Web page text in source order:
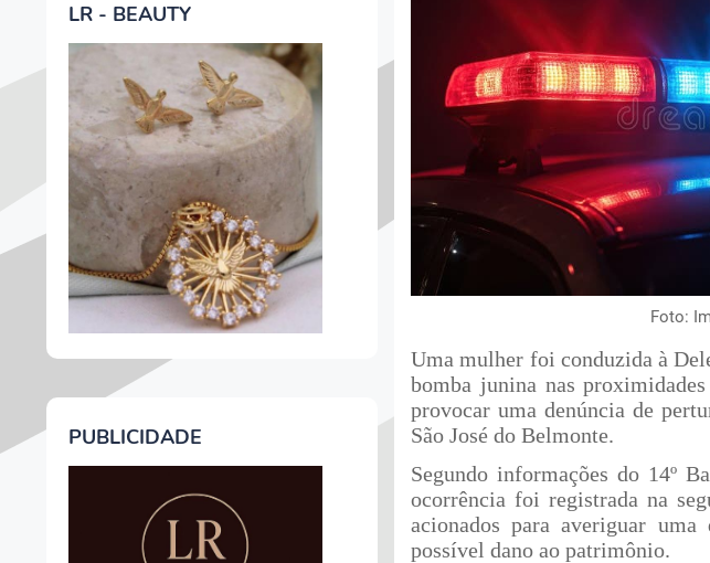
LR - BEAUTY
PUBLICIDADE
Foto:
Uma mulher foi conduzida à
bomba junina nas
provocar uma denúncia de
São José do Belmonte.
Segundo informações do 14º
ocorrência foi registrada na
acionados para averiguar uma
possível dano ao patrimônio.